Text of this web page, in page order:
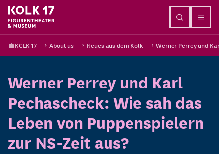
KOLK 17 About us Neues aus dem Kolk Werner Perrey und
Werner Perrey und Karl
Pechascheck: Wie sah das
Leben von Puppenspielern
zur NS-Zeit aus?